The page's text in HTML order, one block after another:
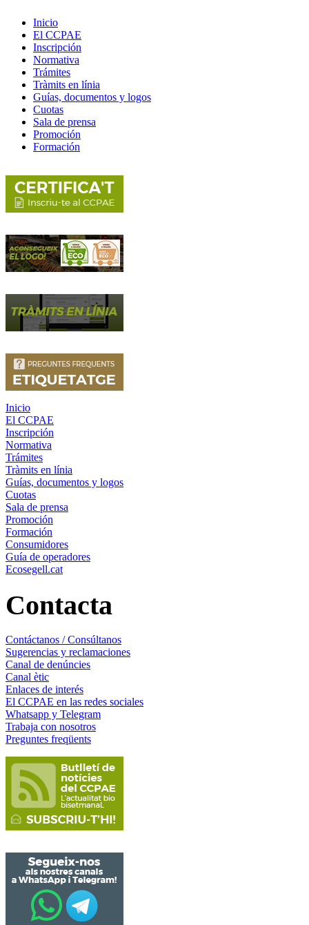
Inicio
El CCPAE
Inscripción
Normativa
Trámites
Tràmits en línia
Guías, documentos y logos
Cuotas
Sala de prensa
Promoción
Formación
Inicio
El CCPAE
Inscripción
Normativa
Trámites
Tràmits en línia
Guías, documentos y logos
Cuotas
Sala de prensa
Promoción
Formación
Consumidores
Guía de operadores
Ecosegell.cat
Contacta
Contáctanos / Consúltanos
Sugerencias y reclamaciones
Canal de denúncies
Canal ètic
Enlaces de interés
El CCPAE en las redes sociales
Whatsapp y Telegram
Trabaja con nosotros
Preguntes freqüents